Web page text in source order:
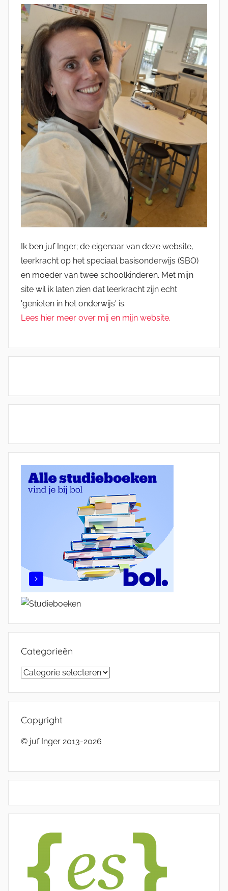
Ik ben juf Inger; de eigenaar van deze website,
leerkracht op het speciaal basisonderwijs (SBO)
en moeder van twee schoolkinderen. Met mijn
site wil ik laten zien dat leerkracht zijn echt
'genieten in het onderwijs' is.
Lees hier meer over mij en mijn website.
Categorieën
Categorieën
Copyright
© juf Inger 2013-2026